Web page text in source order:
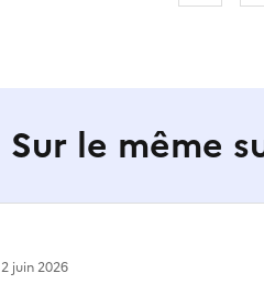
Sur le même
juin 2026